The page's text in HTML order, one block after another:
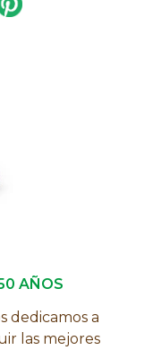
AÑOS
dedicamos a
las mejores